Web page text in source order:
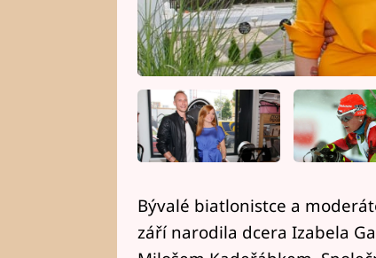
Bývalé biatlonistce a
září narodila dcera Izabela